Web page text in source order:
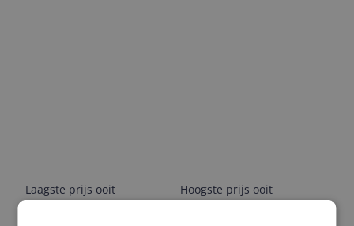
Laagste prijs ooit
Hoogste prijs ooit